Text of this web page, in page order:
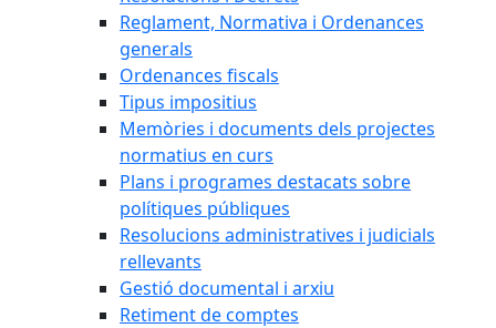
Reglament, Normativa i Ordenances
generals
Ordenances fiscals
Tipus impositius
Memòries i documents dels projectes
normatius en curs
Plans i programes destacats sobre
polítiques públiques
Resolucions administratives i judicials
rellevants
Gestió documental i arxiu
Retiment de comptes